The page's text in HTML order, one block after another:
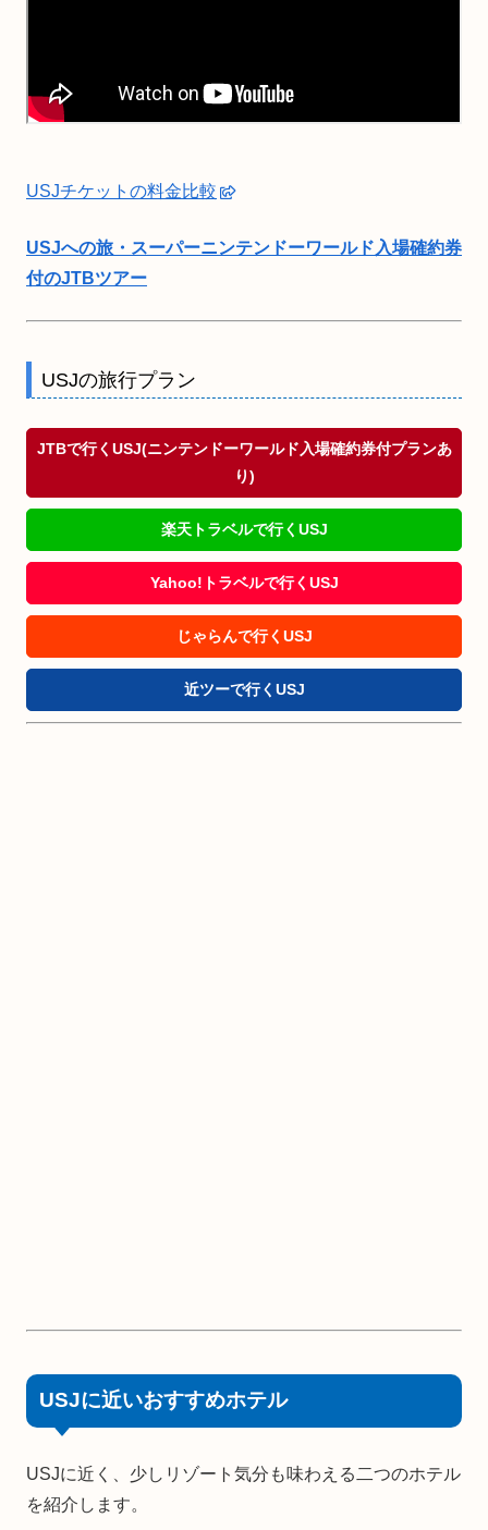
USJチケットの料金比較
USJへの旅・スーパーニンテンドーワールド入場確約券
付のJTBツアー
USJの旅行プラン
JTBで行くUSJ(ニンテンドーワールド入場確約券付プランあ
り)
楽天トラベルで行くUSJ
Yahoo!トラベルで行くUSJ
じゃらんで行くUSJ
近ツーで行くUSJ
USJに近いおすすめホテル
USJに近く、少しリゾート気分も味わえる二つのホテル
を紹介します。